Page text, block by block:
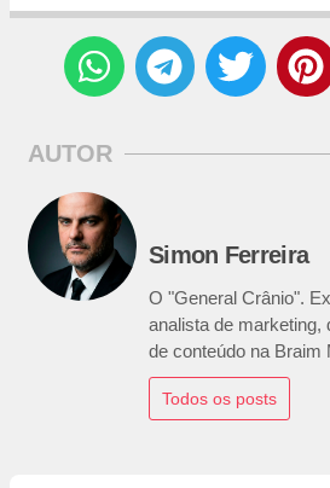
AUTOR
Simon Ferreira
O "General Crânio".
analista de marketing,
de conteúdo na Braim
Todos os posts